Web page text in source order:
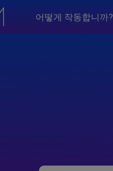
어떻게 작동합니까?